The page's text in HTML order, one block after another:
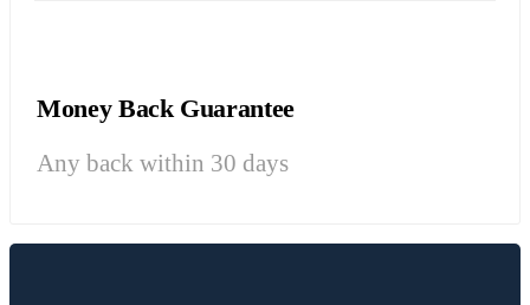
Money Back Guarantee
Any back within 30 days